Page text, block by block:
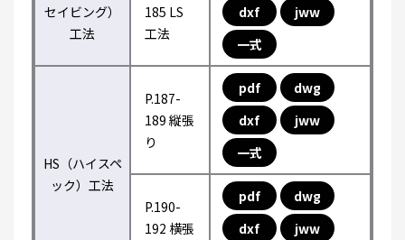
セイビング）
工法
185 LS
工法
dxf
jww
一式
HS（ハイスペ
ック）工法
P.187-
189 縦張
り
pdf
dwg
dxf
jww
一式
P.190-
192 横張
pdf
dwg
dxf
jww